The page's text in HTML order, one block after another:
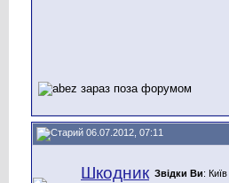
06.07.2012, 07:11
Шкодник Звідки Ви: Київ